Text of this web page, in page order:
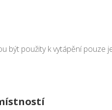
být použity k vytápění pouze